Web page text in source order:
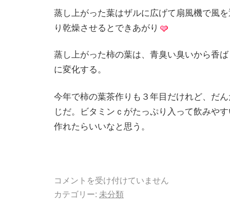
蒸し上がった葉はザルに広げて扇風機で風
り乾燥させるとできあがり
蒸し上がった柿の葉は、青臭い臭いから香
に変化する。
今年で柿の葉茶作りも３年目だけれど、だ
じだ。ビタミンｃがたっぷり入って飲みや
作れたらいいなと思う。
コメントを受け付けていません
カテゴリー: 未分類